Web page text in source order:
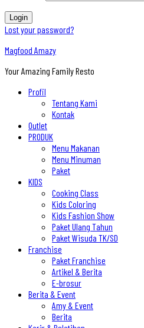
Login
Lost your password?
Magfood Amazy
Your Amazing Family Resto
Profil
Tentang Kami
Kontak
Outlet
PRODUK
Menu Makanan
Menu Minuman
Paket
KIDS
Cooking Class
Kids Coloring
Kids Fashion Show
Paket Ulang Tahun
Paket Wisuda TK/SD
Franchise
Paket Franchise
Artikel & Berita
E-brosur
Berita & Event
Amy & Event
Berita